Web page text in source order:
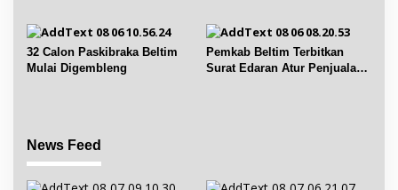
32 Calon Paskibraka Beltim
Mulai Digembleng
Pemkab Beltim Terbitkan
Surat Edaran Atur Penjualan
News Feed